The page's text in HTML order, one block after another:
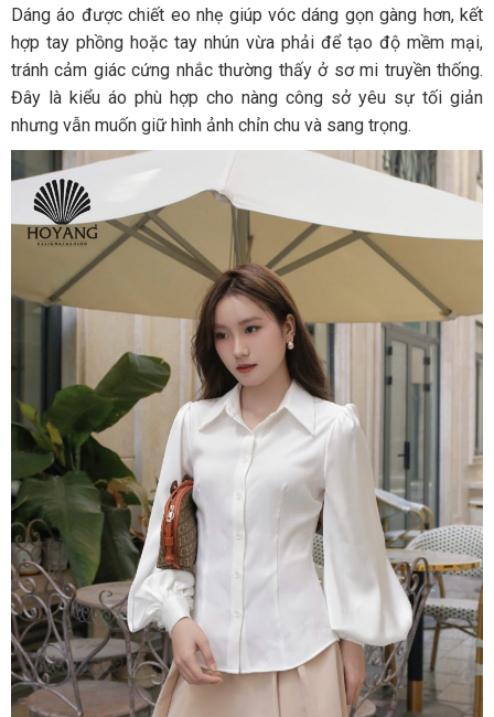
Dáng áo được chiết eo nhẹ giúp vóc dáng gọn gàng hơn, kết
hợp tay phồng hoặc tay nhún vừa phải để tạo độ mềm mại,
tránh cảm giác cứng nhắc thường thấy ở sơ mi truyền thống.
Đây là kiểu áo phù hợp cho nàng công sở yêu sự tối giản
nhưng vẫn muốn giữ hình ảnh chỉn chu và sang trọng.